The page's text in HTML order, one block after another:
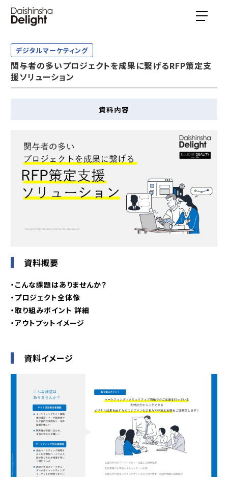
デジタルマーケティング
関与者の多いプロジェクトを成果に繋げるRFP策定支
援ソリューション
資料内容
資料概要
・こんな課題はありませんか？
・プロジェクト全体像
・取り組みポイント 詳細
・アウトプットイメージ
資料イメージ